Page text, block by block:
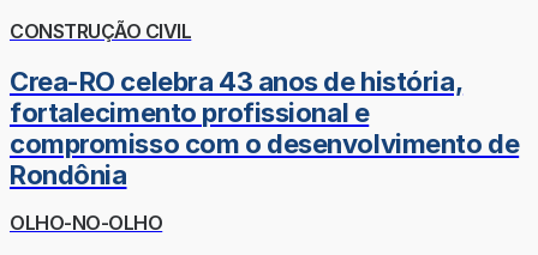
CONSTRUÇÃO CIVIL
Crea-RO celebra 43 anos de história,
fortalecimento profissional e
compromisso com o desenvolvimento de
Rondônia
OLHO-NO-OLHO